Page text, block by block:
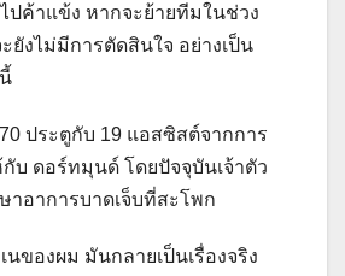
ปค้าแข้ง หากจะย้ายทีมในช่วง
ยังไม่มีการตัดสินใจ อย่างเป็น
ประตูกับ 19 แอสซิสต์จากการ
กับ ดอร์ทมุนด์ โดยปัจจุบันเจ้าตัว
าอาการบาดเจ็บที่สะโพก
ของผม มันกลายเป็นเรื่องจริง